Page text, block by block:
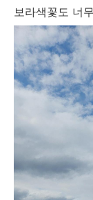
보라색꽃도 너